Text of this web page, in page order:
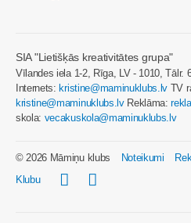
SIA "Lietišķās kreativitātes grupa"
Vīlandes iela 1-2, Rīga, LV - 1010, Tālr.
Internets:kristine@maminuklubs.lv TV
kristine@maminuklubs.lvReklāma:
skola: vecakuskola@maminuklubs.lv
© 2026 Māmiņu klubs Noteikumi
Klubu